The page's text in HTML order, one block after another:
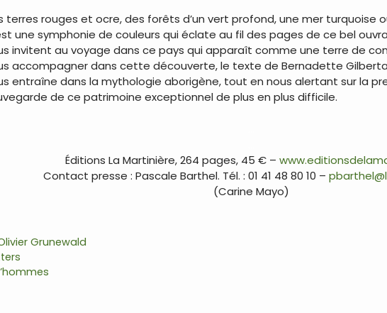
terres rouges et ocre, des forêts d’un vert profond, une mer turquoise
une symphonie de couleurs qui éclate au fil des pages de ce bel
invitent au voyage dans ce pays qui apparaît comme une terre de
accompagner dans cette découverte, le texte de Bernadette
entraîne dans la mythologie aborigène, tout en nous alertant sur la
de ce patrimoine exceptionnel de plus en plus difficile.
Éditions La Martinière, 264 pages, 45 € –
Contact presse : Pascale Barthel. Tél. : 01 41 48 80 10 –
(Carine Mayo)
Grunewald